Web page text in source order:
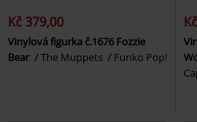
Kč 379,00
Vinylová figurka č.1676 Fozzie
Bear
The Muppets Funko Pop!